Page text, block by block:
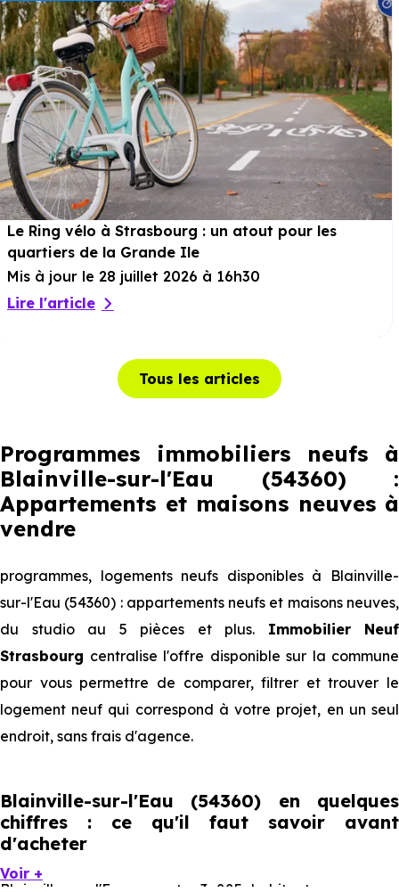
Le Ring vélo à Strasbourg : un atout pour les
quartiers de la Grande Ile
Mis à jour le 28 juillet 2026 à 16h30
Lire l'article
Tous les articles
Programmes immobiliers neufs à
Blainville-sur-l'Eau (54360) :
Appartements et maisons neuves à
vendre
programmes, logements neufs disponibles à Blainville-
sur-l'Eau (54360) : appartements neufs et maisons neuves,
du studio au 5 pièces et plus. Immobilier Neuf
Strasbourg centralise l'offre disponible sur la commune
pour vous permettre de comparer, filtrer et trouver le
logement neuf qui correspond à votre projet, en un seul
endroit, sans frais d'agence.
Blainville-sur-l'Eau (54360) en quelques
chiffres : ce qu'il faut savoir avant
d'acheter
Voir +